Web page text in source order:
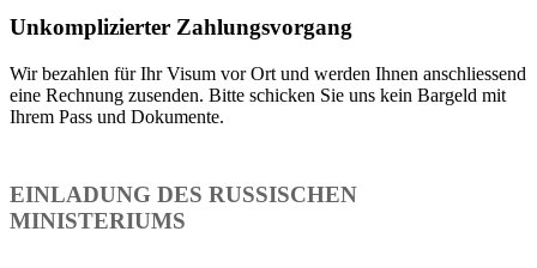
Unkomplizierter Zahlungsvorgang
Wir bezahlen für Ihr Visum vor Ort und werden Ihnen anschliessend
eine Rechnung zusenden. Bitte schicken Sie uns kein Bargeld mit
Ihrem Pass und Dokumente.
EINLADUNG DES RUSSISCHEN
MINISTERIUMS